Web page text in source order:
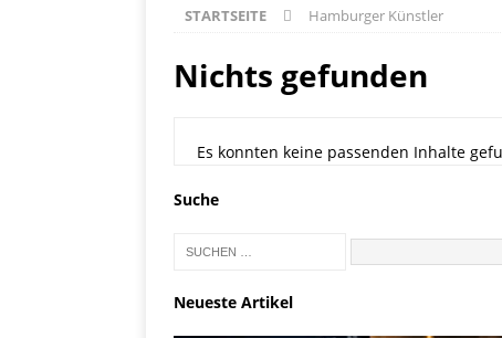
STARTSEITE Hamburger Künstler
Nichts gefunden
Es konnten keine passenden Inhalte
Suche
Neueste Artikel